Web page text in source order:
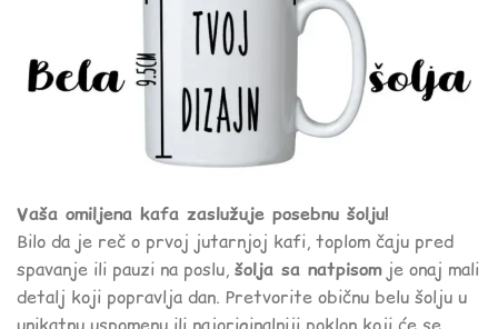
Vaša omiljena kafa zaslužuje posebnu šolju!
Bilo da je reč o prvoj jutarnjoj kafi, toplom čaju pred
spavanje ili pauzi na poslu, šolja sa natpisomje onaj mali
detalj koji popravlja dan. Pretvorite običnu belu šolju u